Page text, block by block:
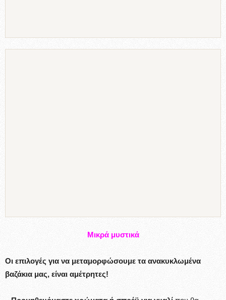
Μικρά μυστικά
Οι επιλογές για να μεταμορφώσουμε τα ανακυκλωμένα
βαζάκια μας, είναι αμέτρητες!